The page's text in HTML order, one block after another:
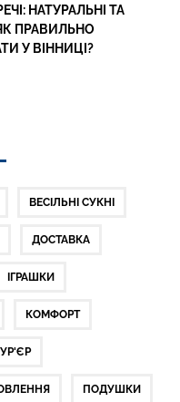
НАТУРАЛЬНІ ТА
ПРАВИЛЬНО
У ВІННИЦІ?
ВЕСІЛЬНІ СУКНІ
ДОСТАВКА
ІГРАШКИ
КОМФОРТ
ПОДУШКИ